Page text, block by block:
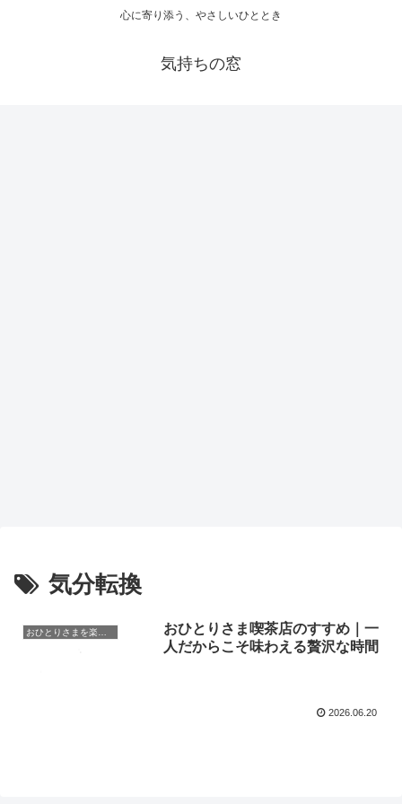
心に寄り添う、やさしいひととき
気持ちの窓
気分転換
おひとりさま喫茶店のすすめ｜一
人だからこそ味わえる贅沢な時間
2026.06.20